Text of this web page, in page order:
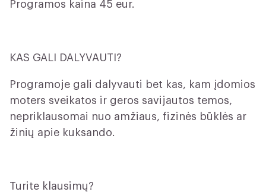
Programos kaina 45 eur.
KAS GALI DALYVAUTI?
Programoje gali dalyvauti bet kas, kam įdomios
moters sveikatos ir geros savijautos temos,
nepriklausomai nuo amžiaus, fizinės būklės ar
žinių apie kuksando.
Turite klausimų?